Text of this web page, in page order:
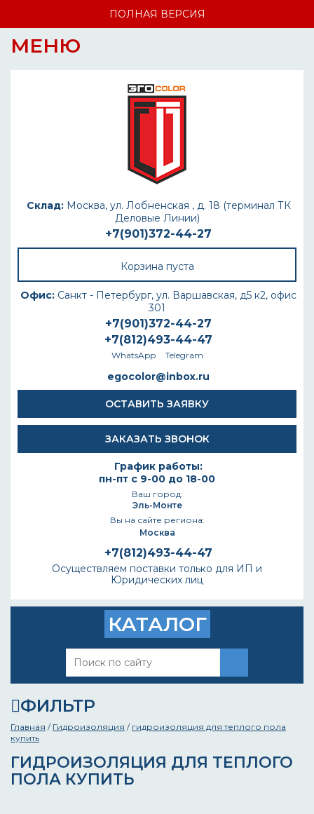
ПОЛНАЯ ВЕРСИЯ
МЕНЮ
Склад:Москва, ул. Лобненская , д. 18 (терминал ТК
Деловые Линии)
+7(901)372-44-27
Корзина пуста
Офис: Санкт - Петербург, ул. Варшавская, д5 к2, офис
301
+7(901)372-44-27
+7(812)493-44-47
WhatsApp Telegram
egocolor@inbox.ru
ОСТАВИТЬ ЗАЯВКУ
ЗАКАЗАТЬ ЗВОНОК
График работы:
пн-пт с 9-00 до 18-00
Ваш город:
Эль-Монте
Вы на сайте региона:
Москва
+7(812)493-44-47
Осуществляем поставки только для ИП и
Юридических лиц
КАТАЛОГ
ФИЛЬТР
Главная / Гидроизоляция / гидроизоляция для теплого пола
купить
ГИДРОИЗОЛЯЦИЯ ДЛЯ ТЕПЛОГО
ПОЛА КУПИТЬ